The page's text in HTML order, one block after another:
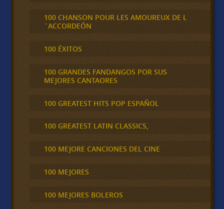
100 CHANSON POUR LES AMOUREUX DE L
´ACCORDEÓN
100 ÉXITOS
100 GRANDES FANDANGOS POR SUS
MEJORES CANTAORES
100 GREATEST HITS POP ESPAÑOL
100 GREATEST LATIN CLASSICS,
100 MEJORE CANCIONES DEL CINE
100 MEJORES
100 MEJORES BOLEROS